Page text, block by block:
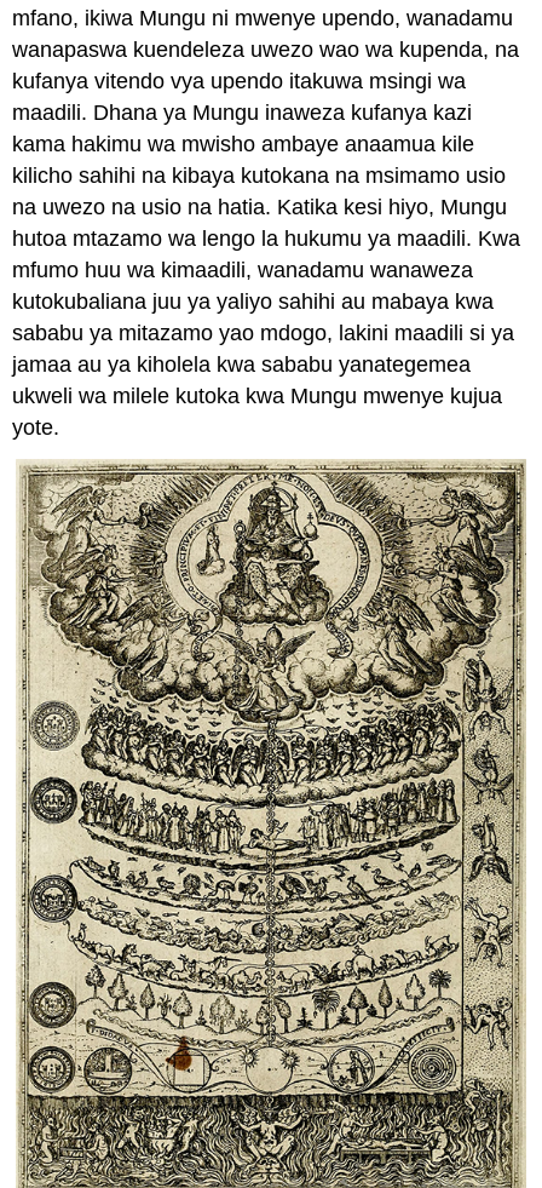
mfano, ikiwa Mungu ni mwenye upendo, wanadamu
wanapaswa kuendeleza uwezo wao wa kupenda, na
kufanya vitendo vya upendo itakuwa msingi wa
maadili. Dhana ya Mungu inaweza kufanya kazi
kama hakimu wa mwisho ambaye anaamua kile
kilicho sahihi na kibaya kutokana na msimamo usio
na uwezo na usio na hatia. Katika kesi hiyo, Mungu
hutoa mtazamo wa lengo la hukumu ya maadili. Kwa
mfumo huu wa kimaadili, wanadamu wanaweza
kutokubaliana juu ya yaliyo sahihi au mabaya kwa
sababu ya mitazamo yao mdogo, lakini maadili si ya
jamaa au ya kiholela kwa sababu yanategemea
ukweli wa milele kutoka kwa Mungu mwenye kujua
yote.